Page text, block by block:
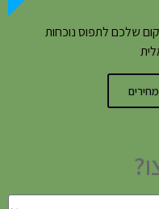
שלכם לתפוס נוכחות